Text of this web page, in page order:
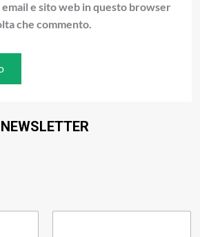
email e sito web in questo browser
che commento.